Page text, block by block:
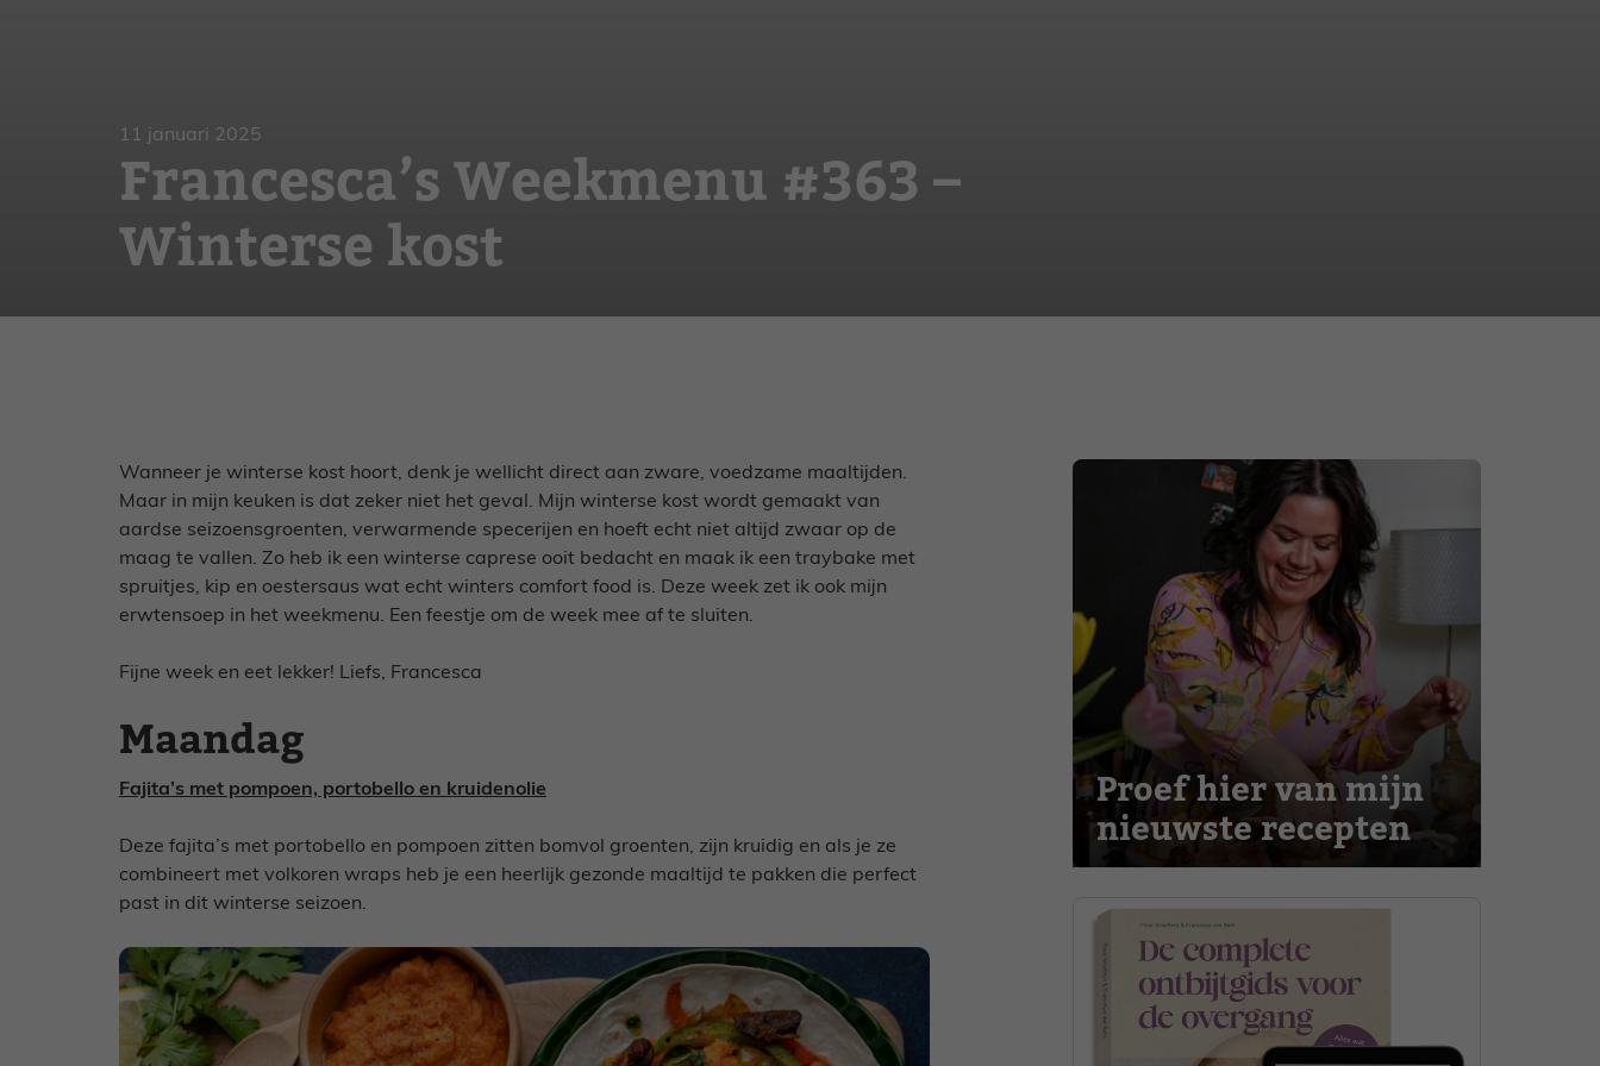
11 januari 2025
Francesca’s Weekmenu #363 –
Winterse kost
Wanneer je winterse kost hoort, denk je wellicht direct aan zware, voedzame maaltijden.
Maar in mijn keuken is dat zeker niet het geval. Mijn winterse kost wordt gemaakt van
aardse seizoensgroenten, verwarmende specerijen en hoeft echt niet altijd zwaar op de
maag te vallen. Zo heb ik een winterse caprese ooit bedacht en maak ik een traybake met
spruitjes, kip en oestersaus wat echt winters comfort food is. Deze week zet ik ook mijn
erwtensoep in het weekmenu. Een feestje om de week mee af te sluiten.
Fijne week en eet lekker! Liefs, Francesca
Maandag
Fajita’s met pompoen, portobello en kruidenolie
Deze fajita’s met portobello en pompoen zitten bomvol groenten, zijn kruidig en als je ze
combineert met volkoren wraps heb je een heerlijk gezonde maaltijd te pakken die perfect
past in dit winterse seizoen.
Proef hier van mijn
nieuwste recepten